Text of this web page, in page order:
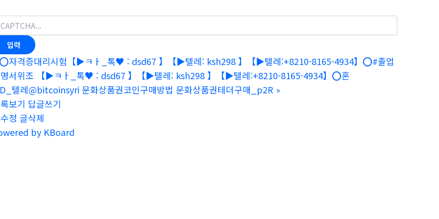
자격증대리시험【▶ㅋㅏ_톡♥ : dsd67 】【▶텔레: ksh298 】【▶텔레:+8210-8165-4934】⭕️#졸업
서위조 【▶ㅋㅏ_톡♥ : dsd67 】【▶텔레: ksh298 】【▶텔레:+8210-8165-4934】⭕️혼
텔레@bitcoinsyri 문화상품권코인구매방법 문화상품권테더구매_p2R »
보기 답글쓰기
정 글삭제
by KBoard